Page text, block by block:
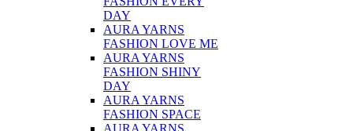
DAY
AURA YARNS
FASHION LOVE ME
AURA YARNS
FASHION SHINY
DAY
AURA YARNS
FASHION SPACE
AURA YARNS